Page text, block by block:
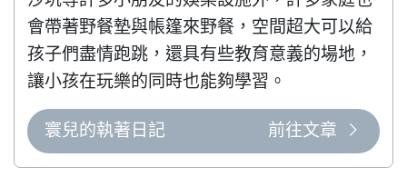
會帶著野餐墊與帳篷來野餐，空間超大可以給
孩子們盡情跑跳，還具有些教育意義的場地，
讓小孩在玩樂的同時也能夠學習。
寰兒的執著日記 前往文章